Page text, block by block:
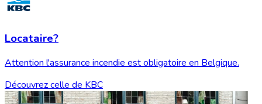
Locataire?
Attention l'assurance incendie est obligatoire en Belgique.
Découvrez celle de KBC